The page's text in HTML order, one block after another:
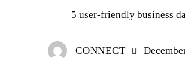
5 user-friendly business
CONNECT